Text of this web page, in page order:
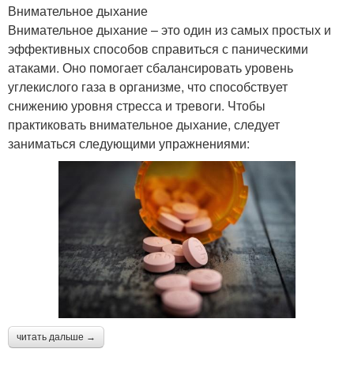
Внимательное дыхание
Внимательное дыхание – это один из самых простых и
эффективных способов справиться с паническими
атаками. Оно помогает сбалансировать уровень
углекислого газа в организме, что способствует
снижению уровня стресса и тревоги. Чтобы
практиковать внимательное дыхание, следует
заниматься следующими упражнениями:
читать дальше →